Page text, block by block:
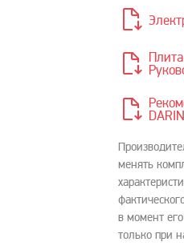
менять
в момент
только при